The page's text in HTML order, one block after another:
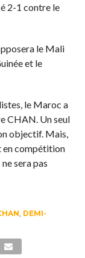
2-1 contre le
le Mali
et le
le Maroc a
CHAN. Un seul
objectif. Mais,
en compétition
sera pas
DEMI-